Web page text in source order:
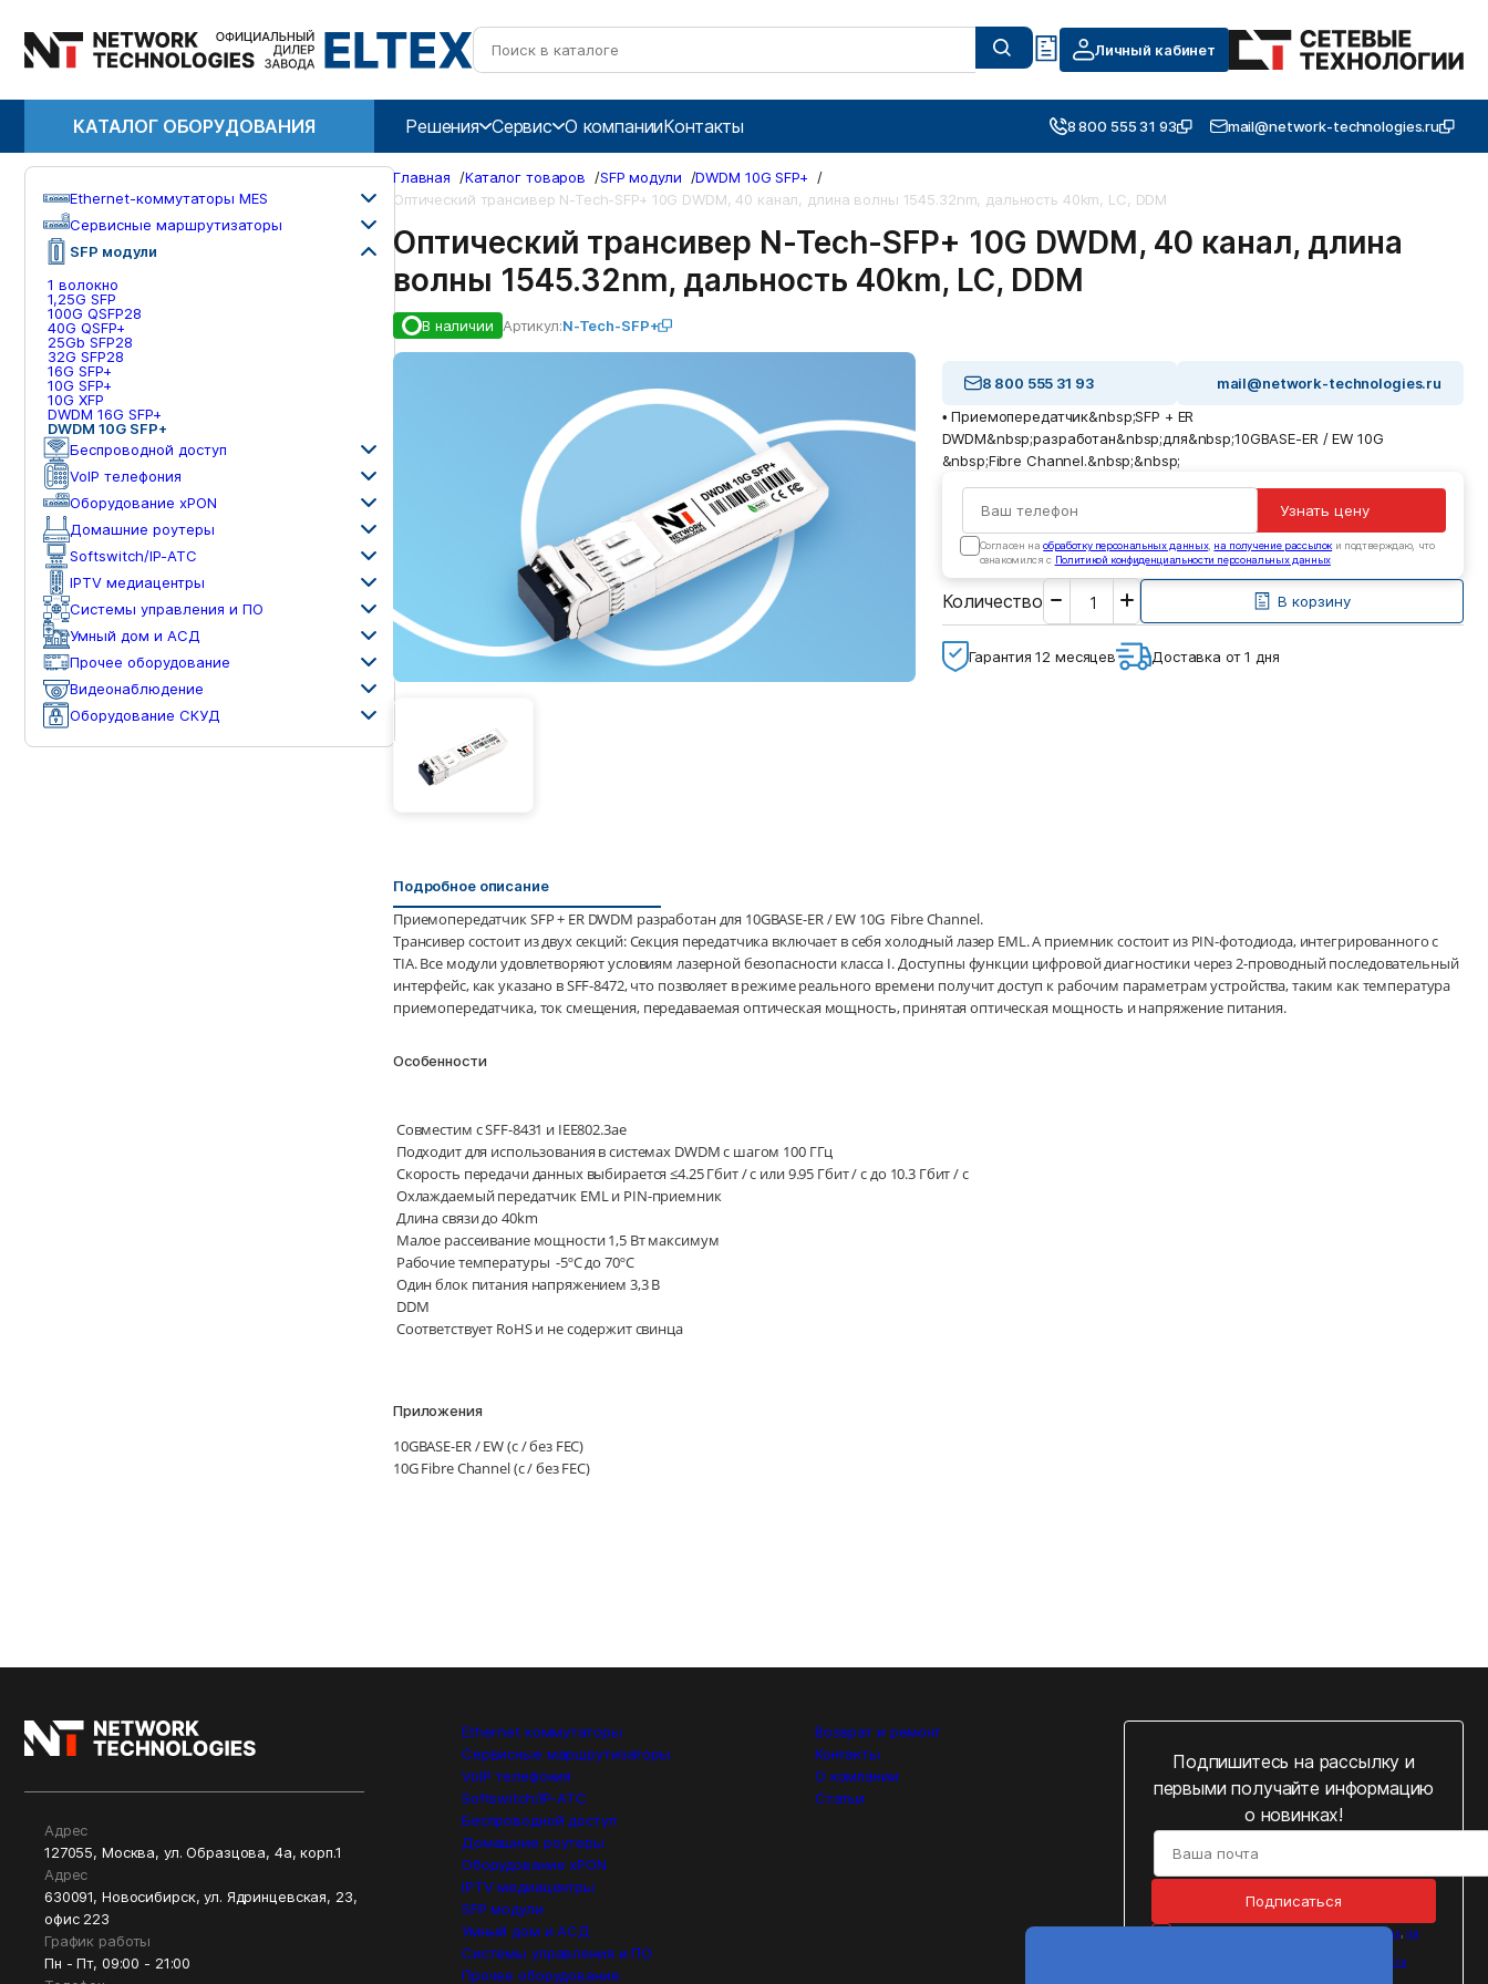
Личный кабинет
КАТАЛОГ ОБОРУДОВАНИЯ Решения Сервис О компанииКонтакты 8 800 555 31 93 mail@network-technologies.ru
Ethernet-коммутаторы MES
Сервисные маршрутизаторы
SFP модули
1 волокно
1,25G SFP
100G QSFP28
40G QSFP+
25Gb SFP28
32G SFP28
16G SFP+
10G SFP+
10G XFP
DWDM 16G SFP+
DWDM 10G SFP+
Беспроводной доступ
VoIP телефония
Оборудование xPON
Домашние роутеры
Softswitch/IP-ATC
IPTV медиацентры
Системы управления и ПО
Умный дом и АСД
Прочее оборудование
Видеонаблюдение
Оборудование СКУД
Главная /Каталог товаров /SFP модули /DWDM 10G SFP+
/
Оптический трансивер N-Tech-SFP+ 10G DWDM, 40 канал, длина волны 1545.32nm, дальность 40km, LC, DDM
Оптический трансивер N-Tech-SFP+ 10G DWDM, 40 канал, длина
волны 1545.32nm, дальность 40km, LC, DDM
В наличии Артикул:N-Tech-SFP+
8 800 555 31 93
mail@network-technologies.ru
• Приемопередатчик&nbsp;SFP + ER
DWDM&nbsp;разработан&nbsp;для&nbsp;10GBASE-ER / EW 10G
&nbsp;Fibre Channel.&nbsp;&nbsp;
Узнать цену
Cогласен наобработку персональных данных, на получение рассылок и подтверждаю, что
ознакомился с Политикой конфиденциальности персональных данных
Количество
Введите
необходимое
количество
В корзину
Гарантия 12 месяцев Доставка от 1 дня
Подробное описание
Приемопередатчик SFP + ER DWDM разработан для 10GBASE-ER / EW 10G Fibre Channel.
Трансивер состоит из двух секций: Секция передатчика включает в себя холодный лазер EML. А приемник состоит из PIN-фотодиода, интегрированного с
TIA. Все модули удовлетворяют условиям лазерной безопасности класса I. Доступны функции цифровой диагностики через 2-проводный последовательный
интерфейс, как указано в SFF-8472, что позволяет в режиме реального времени получит доступ к рабочим параметрам устройства, таким как температура
приемопередатчика, ток смещения, передаваемая оптическая мощность, принятая оптическая мощность и напряжение питания.
Особенности
Совместим с SFF-8431 и IEE802.3ae
Подходит для использования в системах DWDM с шагом 100 ГГц
Скорость передачи данных выбирается ≤4.25 Гбит / с или 9.95 Гбит / с до 10.3 Гбит / с
Охлаждаемый передатчик EML и PIN-приемник
Длина связи до 40km
Малое рассеивание мощности 1,5 Вт максимум
Рабочие температуры -5ºC до 70ºC
Один блок питания напряжением 3,3 В
DDM
Соответствует RoHS и не содержит свинца
Приложения
10GBASE-ER / EW (с / без FEC)
10G Fibre Channel (с / без FEC)
Адрес
127055, Москва, ул. Образцова, 4а, корп.1
Адрес
630091, Новосибирск, ул. Ядринцевская, 23,
офис 223
График работы
Пн - Пт, 09:00 - 21:00
Ethernet коммутаторы
Сервисные маршрутизаторы
VoIP телефония
Softswitch/IP-ATC
Беспроводной доступ
Домашние роутеры
Оборудование xPON
IPTV медиацентры
SFP модули
Умный дом и АСД
Системы управления и ПО
Прочее оборудование
Возврат и ремонт
Контакты
О компании
Статьи
Подпишитесь на рассылку и
первыми получайте информацию
о новинках!
Подписаться
обработку персональных данных, на
Политикой конфиденциальности